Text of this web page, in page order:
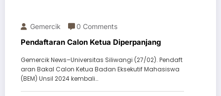
Gemercik 0 Comments
Pendaftaran Calon Ketua Diperpanjang
Gemercik News–Universitas Siliwangi (27/02). Pendaft
aran Bakal Calon Ketua Badan Eksekutif Mahasiswa
(BEM) Unsil 2024 kembali…